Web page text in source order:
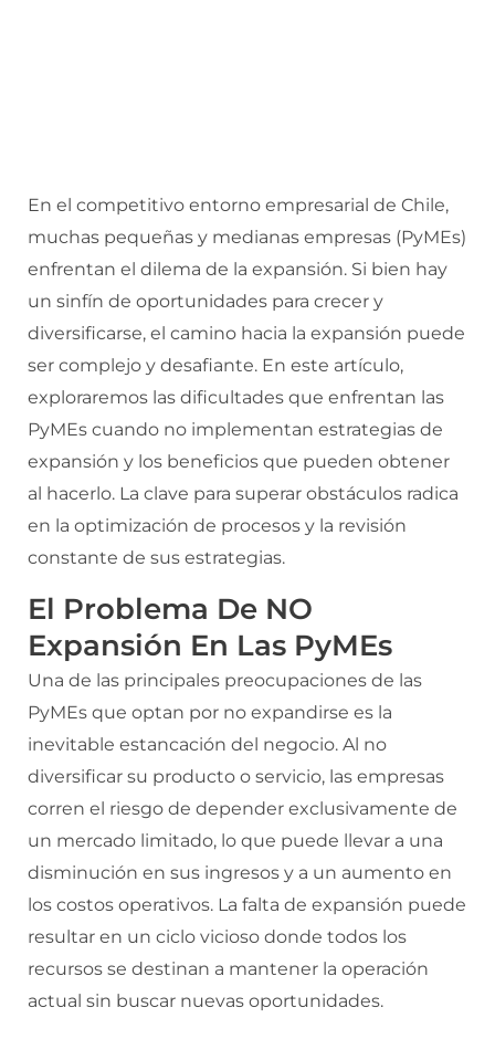
En el competitivo entorno empresarial de Chile,
muchas pequeñas y medianas empresas (PyMEs)
enfrentan el dilema de la expansión. Si bien hay
un sinfín de oportunidades para crecer y
diversificarse, el camino hacia la expansión puede
ser complejo y desafiante. En este artículo,
exploraremos las dificultades que enfrentan las
PyMEs cuando no implementan estrategias de
expansión y los beneficios que pueden obtener
al hacerlo. La clave para superar obstáculos radica
en la optimización de procesos y la revisión
constante de sus estrategias.
El Problema De NO
Expansión En Las PyMEs
Una de las principales preocupaciones de las
PyMEs que optan por no expandirse es la
inevitable estancación del negocio. Al no
diversificar su producto o servicio, las empresas
corren el riesgo de depender exclusivamente de
un mercado limitado, lo que puede llevar a una
disminución en sus ingresos y a un aumento en
los costos operativos. La falta de expansión puede
resultar en un ciclo vicioso donde todos los
recursos se destinan a mantener la operación
actual sin buscar nuevas oportunidades.